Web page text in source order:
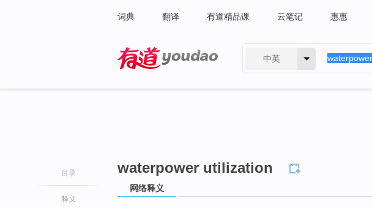
词典 翻译 有道精品课 云笔记 惠惠
中英
目录
释义
waterpower utilization
网络释义